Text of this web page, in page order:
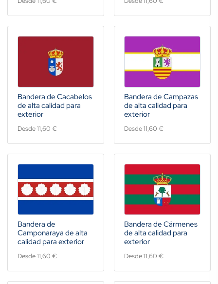
Bandera de Cacabelos
de alta calidad para
exterior
Desde 11,60 €
Bandera de Campazas
de alta calidad para
exterior
Desde 11,60 €
Bandera de
Camponaraya de alta
calidad para exterior
Desde 11,60 €
Bandera de Cármenes
de alta calidad para
exterior
Desde 11,60 €